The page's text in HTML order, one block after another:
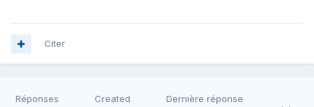
Citer
Réponses Created Dernière réponse